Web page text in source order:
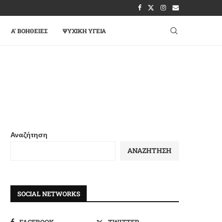
A’ ΒΟΉΘΕΙΕΣ ΨΥΧΙΚΉ ΥΓΕΊΑ
Αναζήτηση
ΑΝΑΖΉΤΗΣΗ
SOCIAL NETWORKS